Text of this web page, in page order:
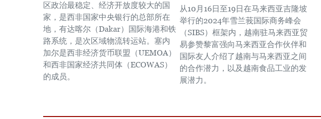
区政治最稳定、经济开放度较大的国
家，是西非国家中央银行的总部所在
地，有达喀尔（Dakar）国际海港和铁
路系统，是次区域物流转运站。塞内
加尔是西非经济货币联盟（UEMOA）
和西非国家经济共同体（ECOWAS）
的成员。
从10月16日至19日在马来西亚吉隆坡
举行的2024年雪兰莪国际商务峰会
（SIBS）框架内，越南驻马来西亚贸
易参赞黎富强向马来西亚合作伙伴和
国际友人介绍了越南与马来西亚之间
的合作潜力，以及越南食品工业的发
展潜力。